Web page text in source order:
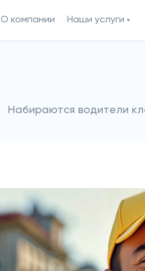
О компании Наши услуги
Набираются водители